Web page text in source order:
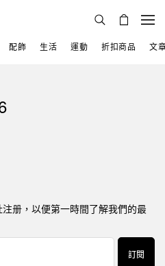
配飾 生活 運動 折扣商品 文
册，以便第一時間了解我們的最
訂閱